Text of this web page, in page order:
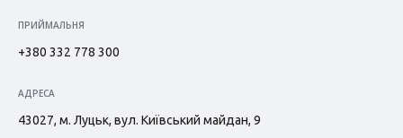
ПРИЙМАЛЬНЯ
+380 332 778 300
АДРЕСА
43027, м. Луцьк, вул. Київський майдан, 9